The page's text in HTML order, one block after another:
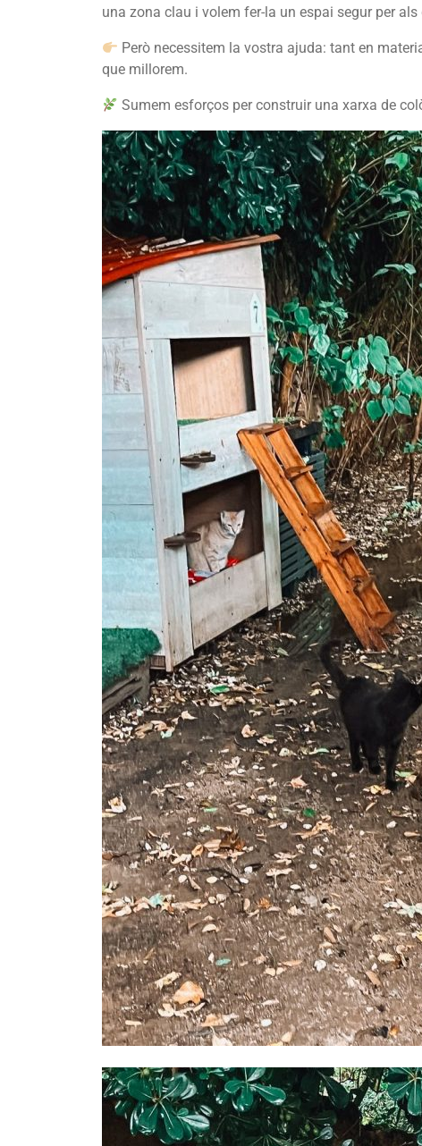
una zona clau i volem fer-la un espai segur per
Però necessitem la vostra ajuda: tant en
que millorem.
Sumem esforços per construir una xarxa de